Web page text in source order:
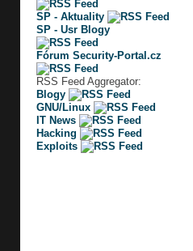
SP - Aktuality
SP - Usr Blogy
Fórum Security-Portal.cz
RSS Feed Aggregator:
Blogy
GNU/Linux
IT News
Hacking
Exploits